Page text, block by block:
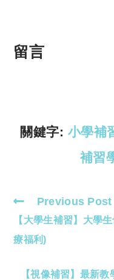
留言
關鍵字: 小學補
補習
Read
more
articles
Previous Post
【大學生補習】大學
療福利)
【視像補習】最新